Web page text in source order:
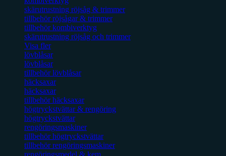
skärutrustning röjsåg & trimmer
tillbehör röjsågar & trimmer
tillbehör kombiverktyg
skärutrustning röjsåg och trimmer
Visa fler
lövblåsar
lövblåsar
tillbehör lövblåsar
häcksaxar
häcksaxar
tillbehör häcksaxar
högtryckstvättar & rengöring
högtryckstvättar
rengöringsmaskiner
tillbehör högtryckstvättar
tillbehör rengöringsmaskiner
rengöringsmedel & kem